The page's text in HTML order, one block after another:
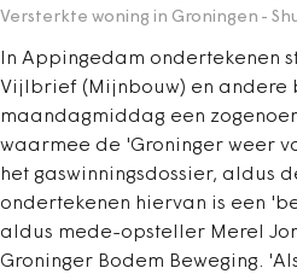
Versterkte woning in Groningen -
In Appingedam ondertekenen
Vijlbrief (Mijnbouw) en andere
maandagmiddag een
waarmee de 'Groninger weer
het gaswinningsdossier, aldus
ondertekenen hiervan is een
aldus mede-opsteller Merel
Groninger Bodem Beweging.